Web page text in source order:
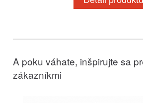
A poku váhate, inšpirujte sa
zákazníkmi